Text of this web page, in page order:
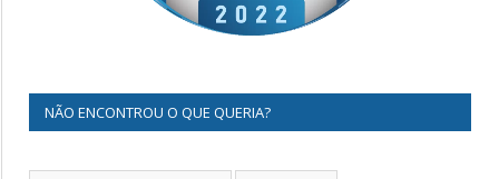
NÃO ENCONTROU O QUE QUERIA?